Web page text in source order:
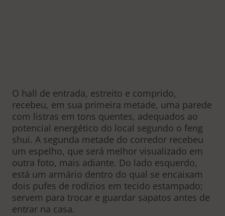
O hall de entrada, estreito e comprido,
recebeu, em sua primeira metade, uma parede
com listras em tons quentes, adequados ao
potencial energético do local segundo o feng
shui. A segunda metade do corredor recebeu
um espelho, que será melhor visualizado em
outra foto, mais adiante. Do lado esquerdo,
está um armário dentro do qual se encaixam
dois pufes de rodízios em tecido estampado;
servem para trocar e guardar sapatos antes de
entrar na casa.